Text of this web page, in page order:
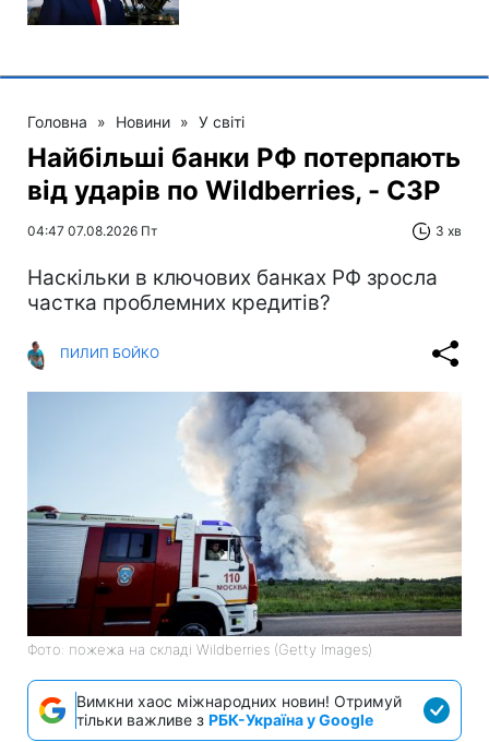
Головна » Новини » У світі
Найбільші банки РФ потерпають
від ударів по Wildberries, - СЗР
04:47 07.08.2026 Пт 3 хв
Наскільки в ключових банках РФ зросла
частка проблемних кредитів?
ПИЛИП БОЙКО
Фото: пожежа на складі Wildberries (Getty Images)
Вимкни хаос міжнародних новин! Отримуй
тільки важливе з РБК-Україна у Google